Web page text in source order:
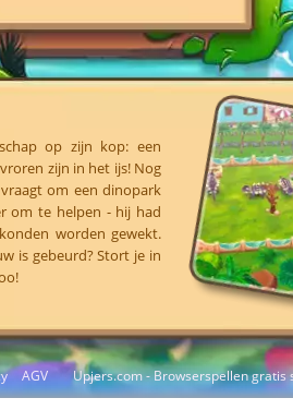
AGV Upjers.com - Browserspellen gratis
op zijn kop: een
zijn in het ijs! Nog
om een dinopark
om te helpen - hij had
worden gewekt.
is gebeurd? Stort je in